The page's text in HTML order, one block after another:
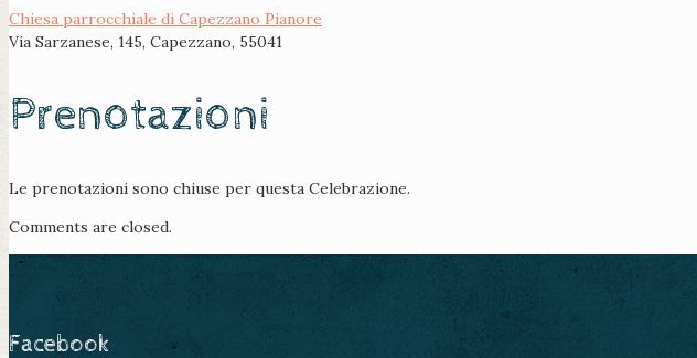
Chiesa parrocchiale di Capezzano Pianore
Via Sarzanese, 145, Capezzano, 55041
Prenotazioni
Le prenotazioni sono chiuse per questa Celebrazione.
Comments are closed.
Facebook